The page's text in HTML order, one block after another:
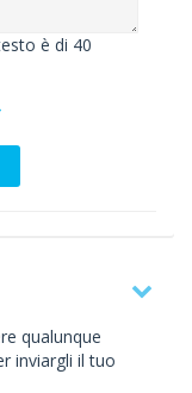
è di 40
qualunque
inviargli il tuo